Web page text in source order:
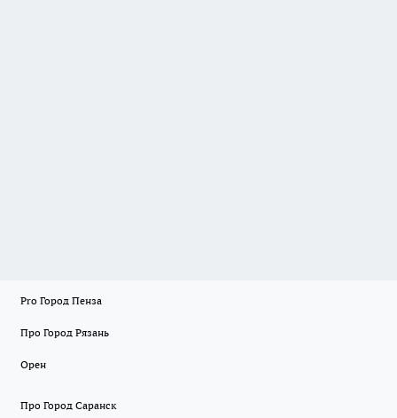
Pro Город Пенза
Про Город Рязань
Орен
Про Город Саранск